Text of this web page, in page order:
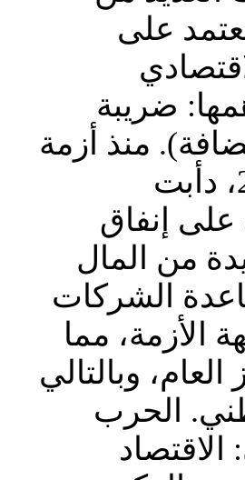
على
ضريبة
منذ أزمة
2008/2009، دأبت
إنفاق
من المال
الشركات
الأزمة، مما
وبالتالي
الحرب